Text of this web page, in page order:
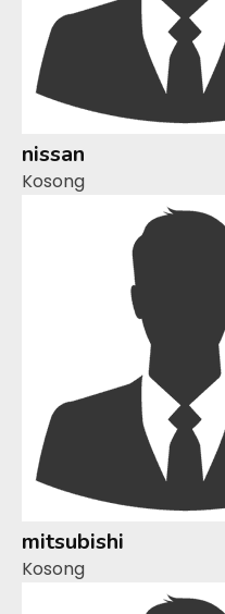
nissan
Kosong
mitsubishi
Kosong